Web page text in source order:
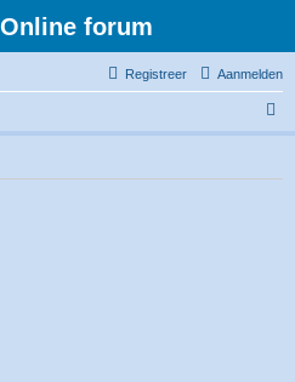
forum
Aanmelden
Registreer